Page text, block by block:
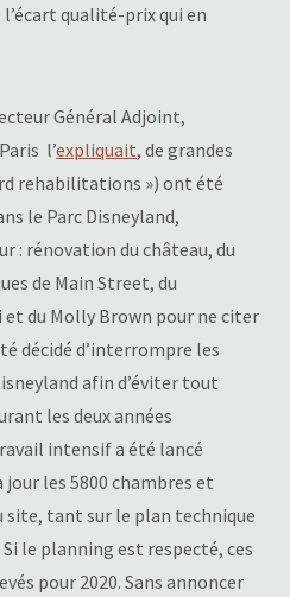
qualité-prix qui en
Général Adjoint,
l’expliquait, de grandes
rehabilitations ») ont été
le Parc Disneyland,
: rénovation du château, du
de Main Street, du
du Molly Brown pour ne citer
décidé d’interrompre les
afin d’éviter tout
les deux années
intensif a été lancé
les 5800 chambres et
tant sur le plan technique
le planning est respecté, ces
pour 2020. Sans annoncer